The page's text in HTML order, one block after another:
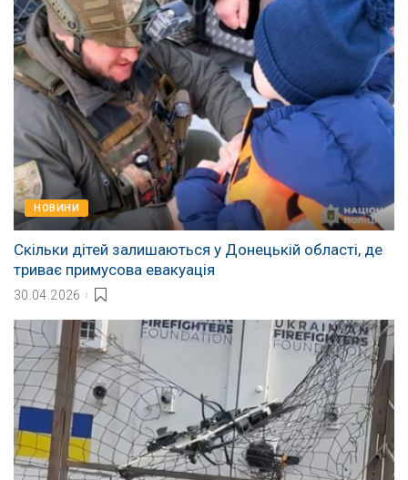
НОВИНИ
Скільки дітей залишаються у Донецькій області, де
триває примусова евакуація
30.04.2026